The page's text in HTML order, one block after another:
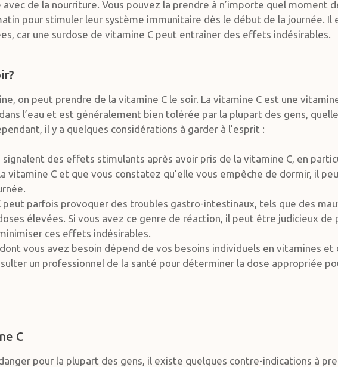
de la nourriture. Vous pouvez la prendre à n’importe quel moment
pour stimuler leur système immunitaire dès le début de la journée. Il
car une surdose de vitamine C peut entraîner des effets indésirables.
on peut prendre de la vitamine C le soir. La vitamine C est une
l’eau et est généralement bien tolérée par la plupart des gens,
il y a quelques considérations à garder à l’esprit :
des effets stimulants après avoir pris de la vitamine C, en
vitamine C et que vous constatez qu’elle vous empêche de dormir, il
parfois provoquer des troubles gastro-intestinaux, tels que des
élevées. Si vous avez ce genre de réaction, il peut être judicieux de
ces effets indésirables.
vous avez besoin dépend de vos besoins individuels en vitamines et
un professionnel de la santé pour déterminer la dose appropriée
C
pour la plupart des gens, il existe quelques contre-indications à